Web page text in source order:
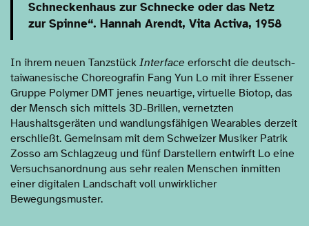
Schneckenhaus zur Schnecke oder das Netz
zur Spinne“. Hannah Arendt, Vita Activa, 1958
In ihrem neuen Tanzstück Interface erforscht die deutsch-
taiwanesische Choreografin Fang Yun Lo mit ihrer Essener
Gruppe Polymer DMT jenes neuartige, virtuelle Biotop, das
der Mensch sich mittels 3D-Brillen, vernetzten
Haushaltsgeräten und wandlungsfähigen Wearables derzeit
erschließt. Gemeinsam mit dem Schweizer Musiker Patrik
Zosso am Schlagzeug und fünf Darstellern entwirft Lo eine
Versuchsanordnung aus sehr realen Menschen inmitten
einer digitalen Landschaft voll unwirklicher
Bewegungsmuster.